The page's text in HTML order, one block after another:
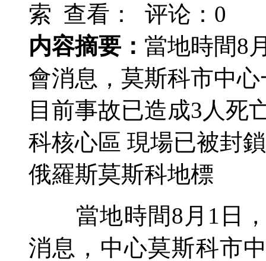
索 查看：
评论：0
内容摘要： 當地時間8
會消息，莫斯科市中
目前事故已造成3人死
科核心區 現場已被封
俄羅斯莫斯科地標
當地時間8月1日，
消息，中心莫斯科市